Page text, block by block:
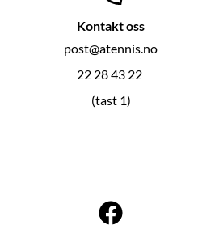
Kontakt oss
post@atennis.no
22 28 43 22
(tast 1)